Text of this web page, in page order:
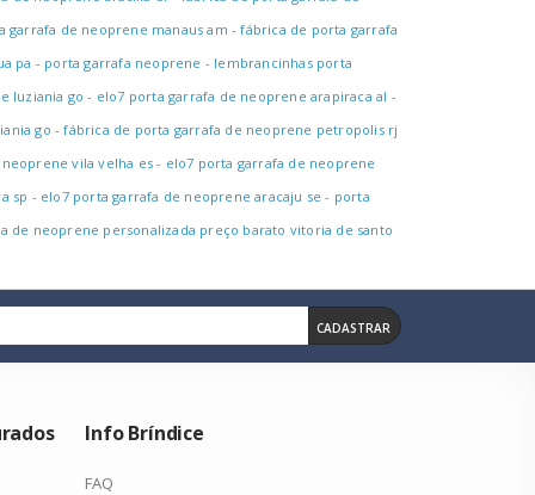
garrafa de neoprene manaus am -fábrica de porta garrafa
pa - porta garrafa neoprene - lembrancinhas porta
luziania go - elo7 porta garrafa de neoprene arapiraca al -
go -fábrica de porta garrafa de neoprene petropolis rj
vila velha es- elo7 porta garrafa de neoprene
sp - elo7 porta garrafa de neoprene aracaju se - porta
de neoprene personalizada preço barato vitoria de santo
CADASTRAR
Info Bríndice
FAQ